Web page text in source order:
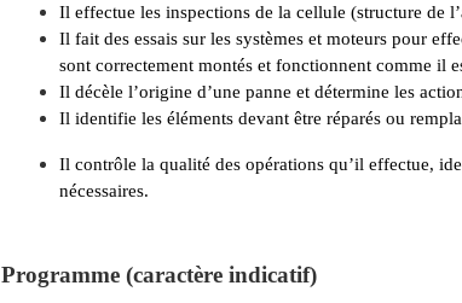
Il effectue les inspections de la cellule (structure de
Il fait des essais sur les systèmes et moteurs pour
sont correctement montés et fonctionnent comme il
Il décèle l’origine d’une panne et détermine les
Il identifie les éléments devant être réparés ou
Il contrôle la qualité des opérations qu’il effectue,
nécessaires.
Programme (caractère indicatif)